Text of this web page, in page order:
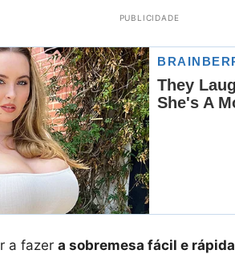
PUBLICIDADE
a fazer a sobremesa fácil e rápida